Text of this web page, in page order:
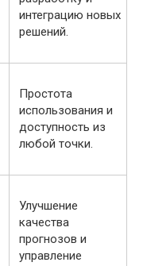
интеграцию новых
решений.
Простота
использования и
доступность из
любой точки.
Улучшение
качества
прогнозов и
управление